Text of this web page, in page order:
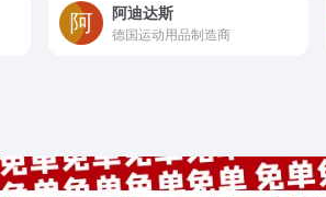
阿迪达斯
德国运动用品制造商